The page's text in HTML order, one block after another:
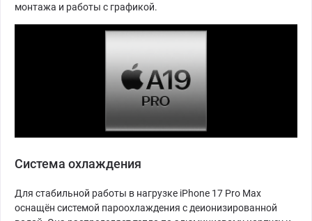
монтажа и работы с графикой.
Система охлаждения
Для стабильной работы в нагрузке iPhone 17 Pro Max
оснащён системой пароохлаждения с деионизированной